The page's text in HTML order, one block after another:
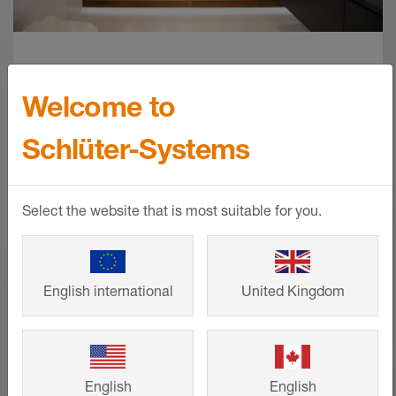
Från småhus till stora projekt –
intelligenta lösningar från Schlüter-
Systems som bidrar till ett snyggt
formspråk och lång livslängd. Titta på
renoveringsprojekt och hämta inspiration
till ditt eget projekt.
Welcome to
Schlüter-Systems
Select the website that is most suitable for you.
English international United Kingdom
English English